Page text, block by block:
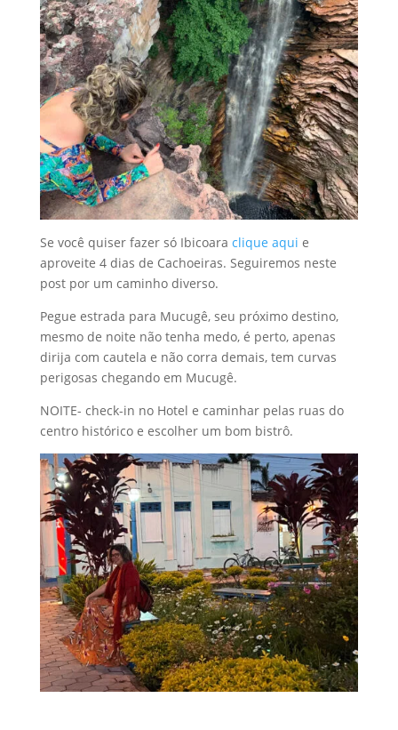
Se você quiser fazer só Ibicoara clique aqui e
aproveite 4 dias de Cachoeiras. Seguiremos neste
post por um caminho diverso.
Pegue estrada para Mucugê, seu próximo destino,
mesmo de noite não tenha medo, é perto, apenas
dirija com cautela e não corra demais, tem curvas
perigosas chegando em Mucugê.
NOITE- check-in no Hotel e caminhar pelas ruas do
centro histórico e escolher um bom bistrô.